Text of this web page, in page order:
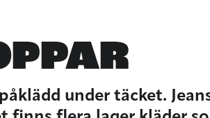
under täcket.